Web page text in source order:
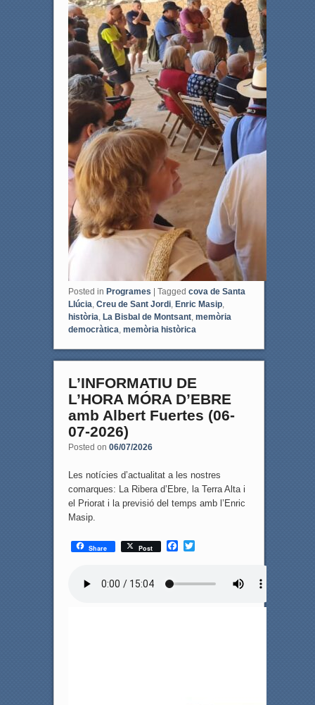
Posted in Programes | Tagged cova de Santa
Llúcia Creu de Sant Jordi, Enric Masip,
història La Bisbal de Montsant, memòria
democràtica memòria històrica
L’INFORMATIU DE
L’HORA MÓRA D’EBRE
amb Albert Fuertes (06-
07-2026)
Posted on 06/07/2026
Les notícies d’actualitat a les nostres
comarques: La Ribera d’Ebre, la Terra Alta i
el Priorat i la previsió del temps amb l’Enric
Masip.
Share Post
F
T